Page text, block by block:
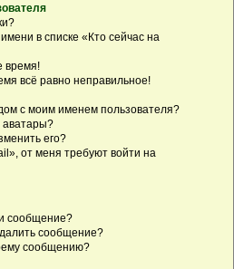
в списке «Кто сейчас на
время!
всё равно неправильное!
с моим именем пользователя?
аватары?
его?
от меня требуют войти на
сообщение?
сообщение?
сообщению?